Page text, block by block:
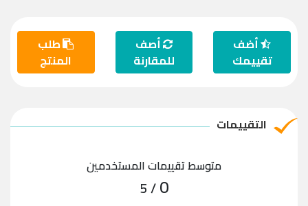
أضف
تقييمك
أصف
للمقارنة
طلب
المنتج
التقييمات
متوسط تقييمات المستخدمين
0
/ 5